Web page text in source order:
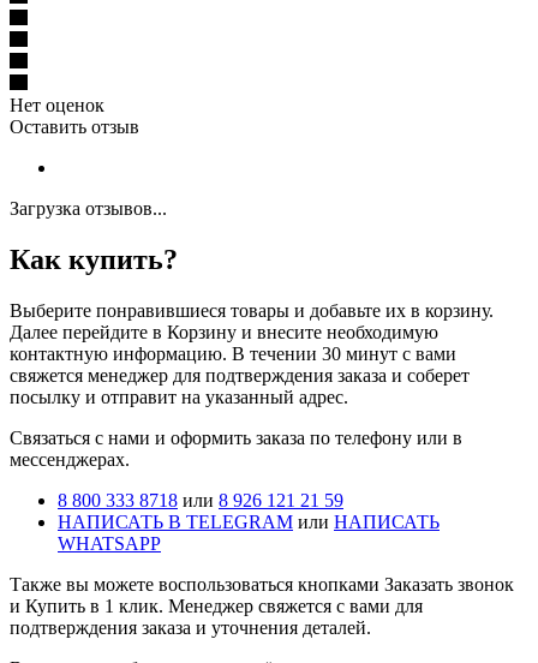
Нет оценок
Оставить отзыв
Загрузка отзывов...
Как купить?
Выберите понравившиеся товары и добавьте их в корзину.
Далее перейдите в Корзину и внесите необходимую
контактную информацию. В течении 30 минут с вами
свяжется менеджер для подтверждения заказа и соберет
посылку и отправит на указанный адрес.
Cвязаться с нами и оформить заказа по телефону или в
мессенджерах.
8 800 333 8718 или 8 926 121 21 59
НАПИСАТЬ В TELEGRAM или НАПИСАТЬ
WHATSAPP
Также вы можете воспользоваться кнопками Заказать звонок
и Купить в 1 клик. Менеджер свяжется с вами для
подтверждения заказа и уточнения деталей.